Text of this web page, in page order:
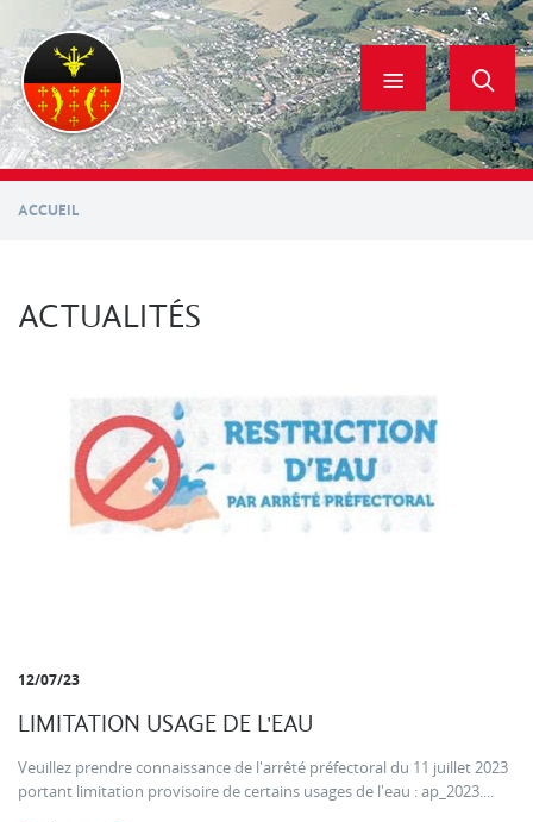
contenu
principal
ACCUEIL
ACTUALITÉS
12/07/23
LIMITATION USAGE DE L'EAU
Veuillez prendre connaissance de l'arrêté préfectoral du 11 juillet 2023
portant limitation provisoire de certains usages de l'eau : ap_2023....